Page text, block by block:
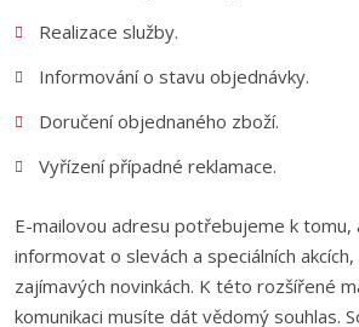
Realizace služby.
Informování o stavu objednávky.
Doručení objednaného zboží.
Vyřízení případné reklamace.
E-mailovou adresu potřebujeme k tomu,
informovat o slevách a speciálních
zajímavých novinkách. K této rozšířené
komunikaci musíte dát vědomý souhlas.